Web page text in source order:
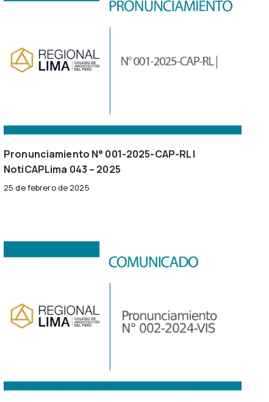
Pronunciamiento N° 001-2025-CAP-RL |
NotiCAPLima 043 – 2025
25 de febrero de 2025